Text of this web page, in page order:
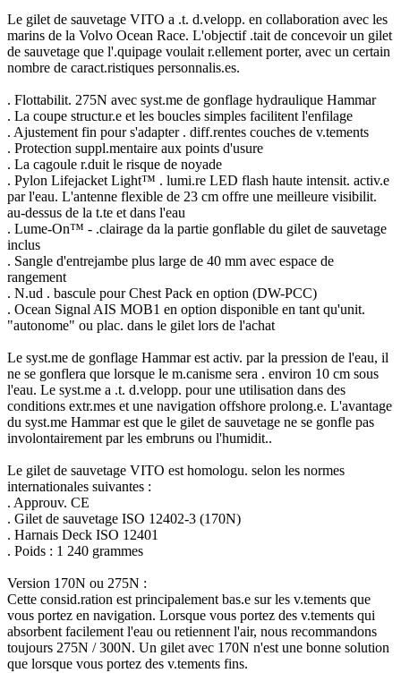
Le gilet de sauvetage VITO a .t. d.velopp. en collaboration avec les
marins de la Volvo Ocean Race. L'objectif .tait de concevoir un gilet
de sauvetage que l'.quipage voulait r.ellement porter, avec un certain
nombre de caract.ristiques personnalis.es.
. Flottabilit. 275N avec syst.me de gonflage hydraulique Hammar
. La coupe structur.e et les boucles simples facilitent l'enfilage
. Ajustement fin pour s'adapter . diff.rentes couches de v.tements
. Protection suppl.mentaire aux points d'usure
. La cagoule r.duit le risque de noyade
. Pylon Lifejacket Light™ . lumi.re LED flash haute intensit. activ.e
par l'eau. L'antenne flexible de 23 cm offre une meilleure visibilit.
au-dessus de la t.te et dans l'eau
. Lume-On™ - .clairage da la partie gonflable du gilet de sauvetage
inclus
. Sangle d'entrejambe plus large de 40 mm avec espace de
rangement
. N.ud . bascule pour Chest Pack en option (DW-PCC)
. Ocean Signal AIS MOB1 en option disponible en tant qu'unit.
"autonome" ou plac. dans le gilet lors de l'achat
Le syst.me de gonflage Hammar est activ. par la pression de l'eau, il
ne se gonflera que lorsque le m.canisme sera . environ 10 cm sous
l'eau. Le syst.me a .t. d.velopp. pour une utilisation dans des
conditions extr.mes et une navigation offshore prolong.e. L'avantage
du syst.me Hammar est que le gilet de sauvetage ne se gonfle pas
involontairement par les embruns ou l'humidit..
Le gilet de sauvetage VITO est homologu. selon les normes
internationales suivantes :
. Approuv. CE
. Gilet de sauvetage ISO 12402-3 (170N)
. Harnais Deck ISO 12401
. Poids : 1 240 grammes
Version 170N ou 275N :
Cette consid.ration est principalement bas.e sur les v.tements que
vous portez en navigation. Lorsque vous portez des v.tements qui
absorbent facilement l'eau ou retiennent l'air, nous recommandons
toujours 275N / 300N. Un gilet avec 170N n'est une bonne solution
que lorsque vous portez des v.tements fins.